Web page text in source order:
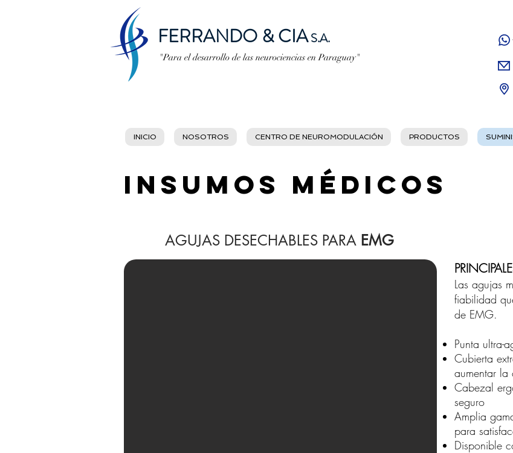
FERRANDO & CIAS.A.
"Para el desarrollo de las neurociencias en Paraguay"
INICIO NOSOTROS CENTRO DE NEUROMODULACIÓN PRODUCTOS
INSUMOS MÉDICOS
AGUJAS DESECHABLES PARA EMG
Las agujas
fiabilidad
de EMG.
Punta ultra-
Cubierta
aumentar la
Cabezal
seguro
Amplia
para
Disponible